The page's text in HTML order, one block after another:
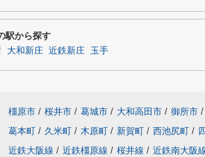
駅から探す
大和新庄 近鉄新庄 玉手
橿原市 / 桜井市 / 葛城市 / 大和高田市 / 御所市 /
葛本町 / 久米町 / 木原町 / 新賀町 / 西池尻町 /
近鉄大阪線 / 近鉄橿原線 / 桜井線 / 近鉄南大阪